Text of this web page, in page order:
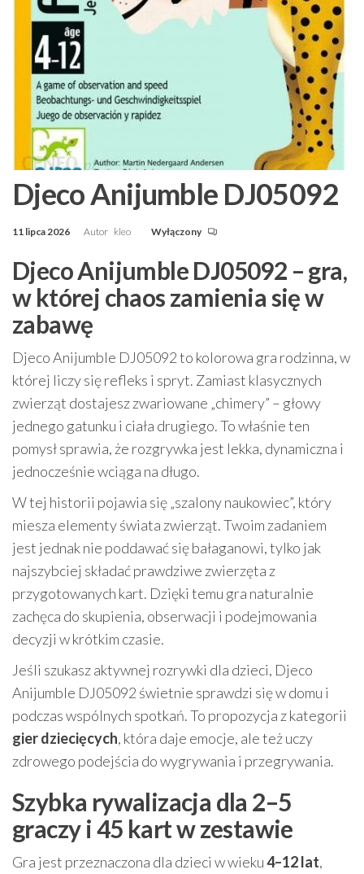
Djeco Anijumble DJ05092
11 lipca 2026 Autor kleo Wyłączony
Djeco Anijumble DJ05092 – gra,
w której chaos zamienia się w
zabawę
Djeco Anijumble DJ05092 to kolorowa gra rodzinna, w
której liczy się refleks i spryt. Zamiast klasycznych
zwierząt dostajesz zwariowane „chimery” – głowy
jednego gatunku i ciała drugiego. To właśnie ten
pomysł sprawia, że rozgrywka jest lekka, dynamiczna i
jednocześnie wciąga na długo.
W tej historii pojawia się „szalony naukowiec”, który
miesza elementy świata zwierząt. Twoim zadaniem
jest jednak nie poddawać się bałaganowi, tylko jak
najszybciej składać prawdziwe zwierzęta z
przygotowanych kart. Dzięki temu gra naturalnie
zachęca do skupienia, obserwacji i podejmowania
decyzji w krótkim czasie.
Jeśli szukasz aktywnej rozrywki dla dzieci, Djeco
Anijumble DJ05092 świetnie sprawdzi się w domu i
podczas wspólnych spotkań. To propozycja z kategorii
gier dziecięcych, która daje emocje, ale też uczy
zdrowego podejścia do wygrywania i przegrywania.
Szybka rywalizacja dla 2–5
graczy i 45 kart w zestawie
Gra jest przeznaczona dla dzieci w wieku4–12 lat,